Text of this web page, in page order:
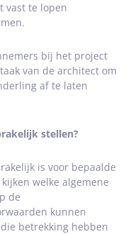
vast te lopen
bij het project
van de architect om
af te laten
stellen?
is voor bepaalde
welke algemene
de
kunnen
betrekking hebben